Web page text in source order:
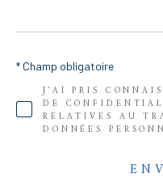
J'AI PRIS
DE
RELATIVES AU
DONNÉES
* Champ obligatoire